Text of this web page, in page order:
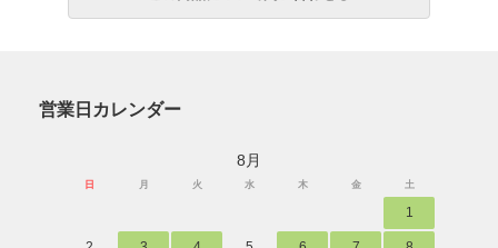
営業日カレンダー
8月
日 月 火 水 木 金 土
1